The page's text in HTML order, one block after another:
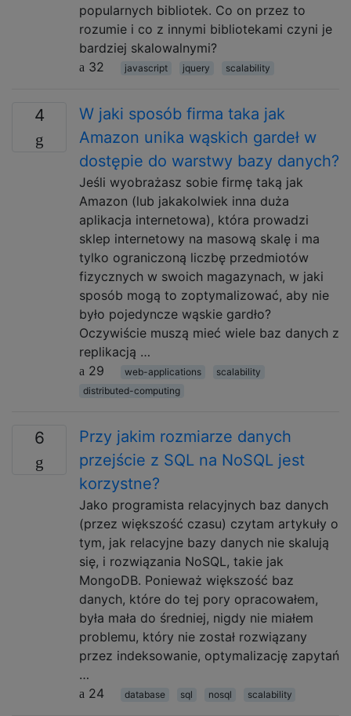
popularnych bibliotek. Co on przez to
rozumie i co z innymi bibliotekami czyni je
bardziej skalowalnymi?
32
javascript jquery scalability
4
W jaki sposób firma taka jak
Amazon unika wąskich gardeł w
dostępie do warstwy bazy danych?
Jeśli wyobrażasz sobie firmę taką jak
Amazon (lub jakakolwiek inna duża
aplikacja internetowa), która prowadzi
sklep internetowy na masową skalę i ma
tylko ograniczoną liczbę przedmiotów
fizycznych w swoich magazynach, w jaki
sposób mogą to zoptymalizować, aby nie
było pojedyncze wąskie gardło?
Oczywiście muszą mieć wiele baz danych z
replikacją …
29
web-applications
scalability
distributed-computing
6
Przy jakim rozmiarze danych
przejście z SQL na NoSQL jest
korzystne?
Jako programista relacyjnych baz danych
(przez większość czasu) czytam artykuły o
tym, jak relacyjne bazy danych nie skalują
się, i rozwiązania NoSQL, takie jak
MongoDB. Ponieważ większość baz
danych, które do tej pory opracowałem,
była mała do średniej, nigdy nie miałem
problemu, który nie został rozwiązany
przez indeksowanie, optymalizację zapytań
…
24
database sql nosql scalability